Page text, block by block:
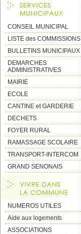
CONSEIL MUNICIPAL
LISTE des COMMISSIONS
BULLETINS MUNICIPAUX
DEMARCHES
ADMINISTRATIVES
MAIRIE
ECOLE
CANTINE et GARDERIE
DECHETS
FOYER RURAL
RAMASSAGE SCOLAIRE
TRANSPORT-INTERCOM
GRAND SENONAIS
NUMEROS UTILES
Aide aux logements
ASSOCIATIONS